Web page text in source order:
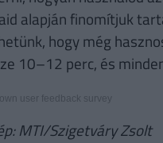
alapján finomítjuk
hogy még
10–12 perc, és
user feedback survey
MTI/Szigetváry Zsolt